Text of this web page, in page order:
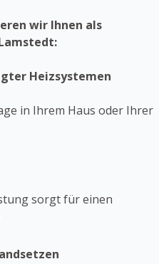
wir Ihnen als
Heizsystemen
in Ihrem Haus oder Ihrer
sorgt für einen